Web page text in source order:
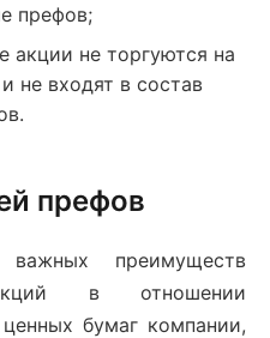
префов;
акции не торгуются на
не входят в состав
префов
преимуществ
акций в отношении
бумаг компании,